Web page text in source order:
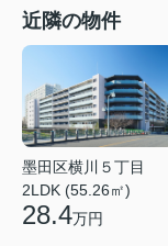
近隣の物件
墨田区横川５丁目
2LDK (55.26㎡)
28.4万円